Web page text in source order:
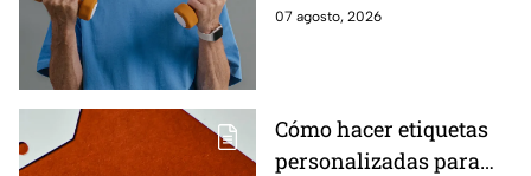
recuperar fuerza, movilidad y
07 agosto, 2026
Cómo hacer etiquetas
personalizadas para